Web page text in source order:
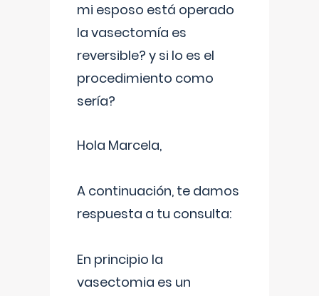
mi esposo está operado
la vasectomía es
reversible? y si lo es el
procedimiento como
sería?
Hola Marcela,
A continuación, te damos
respuesta a tu consulta:
En principio la
vasectomia es un